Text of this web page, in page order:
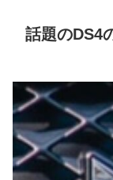
話題のDS4